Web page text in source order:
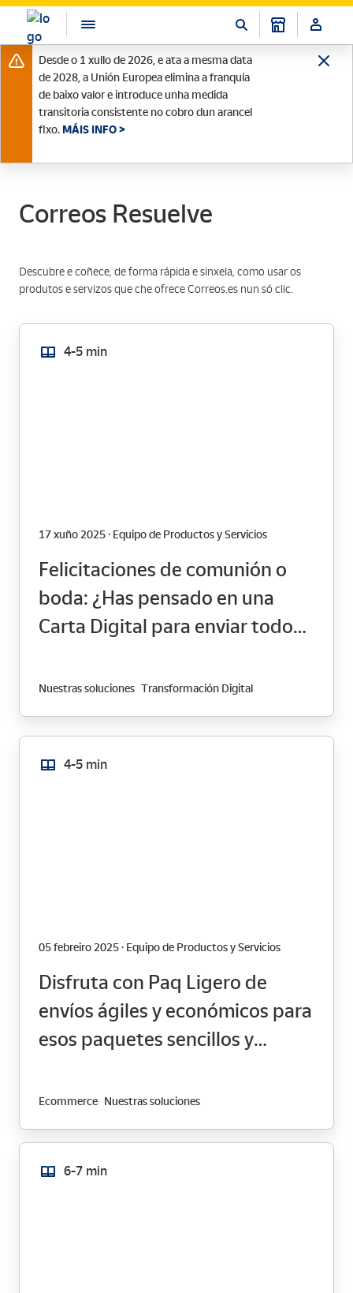
Desde o 1 xullo de 2026, e ata a mesma data
de 2028, a Unión Europea elimina a franquía
de baixo valor e introduce unha medida
transitoria consistente no cobro dun arancel
fixo. MÁIS INFO >
Correos Resuelve
Descubre e coñece, de forma rápida e sinxela, como usar os
produtos e servizos que che ofrece Correos.es nun só clic.
4-5 min
17 xuño 2025 · Equipo de Productos y Servicios
Felicitaciones de comunión o
boda: ¿Has pensado en una
Carta Digital para enviar todo
Nuestras soluciones Transformación Digital
4-5 min
05 febreiro 2025 · Equipo de Productos y Servicios
Disfruta con Paq Ligero de
envíos ágiles y económicos para
esos paquetes sencillos y
Ecommerce Nuestras soluciones
6-7 min